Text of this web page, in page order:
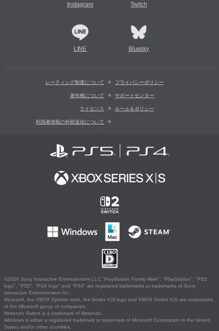
Instagram Twitch
LINE Bluesky
レーティング制度について プライバシーポリシー
著作権について サポートセンター
ライセンス ルール＆ポリシー
利用者情報の外部送信について
©2026 Sony Interactive Entertainment LLC."PlayStation Family Mark", "PlayStation", "PS5
logo", "PS5", "PS4 logo" and "PS4" are registered trademarks or trademarks of Sony
Interactive Entertainment Inc.
Microsoft, the XBOX Sphere mark, the Series X|S logo and XBOX Series X|S are trademarks
of the Microsoft group of companies.
Nintendo Switch is a trademark of Nintendo.
Windows is either a registered trademark or trademark of Microsoft Corporation in the United
States and/or other countries.